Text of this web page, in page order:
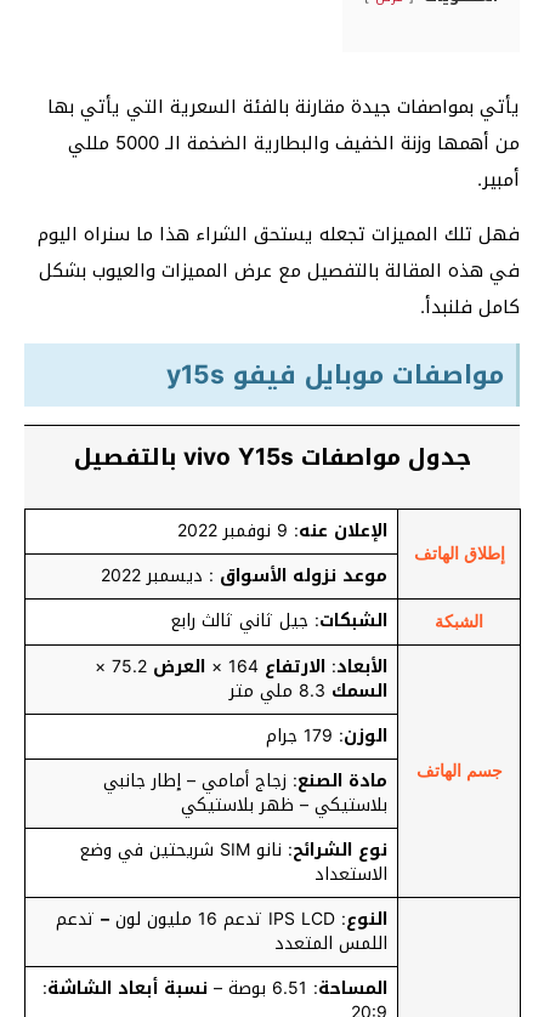
يأتي بمواصفات جيدة مقارنة بالفئة السعرية التي يأتي بها
من أهمها وزنة الخفيف والبطارية الضخمة الـ 5000 مللي
أمبير.
فهل تلك المميزات تجعله يستحق الشراء هذا ما سنراه اليوم
في هذه المقالة بالتفصيل مع عرض المميزات والعيوب بشكل
كامل فلنبدأ.
مواصفات موبايل فيفو y15s
جدول مواصفات vivo Y15s بالتفصيل
إطلاق الهاتف
الإعلان عنه: 9 نوفمبر 2022
موعد نزوله الأسواق : ديسمبر 2022
الشبكة الشبكات: جيل ثاني ثالث رابع
جسم الهاتف
الأبعاد: الارتفاع العرض
السمك
الوزن: 179 جرام
مادة الصنع: زجاج أمامي – إطار جانبي
بلاستيكي – ظهر بلاستيكي
نوع الشرائح
: نانو SIM شريحتين في وضع
الاستعداد
النوع: IPS LCD تدعم 16 مليون لون – تدعم
اللمس المتعدد
المساحة: 6.51 بوصة – نسبة أبعاد الشاشة: